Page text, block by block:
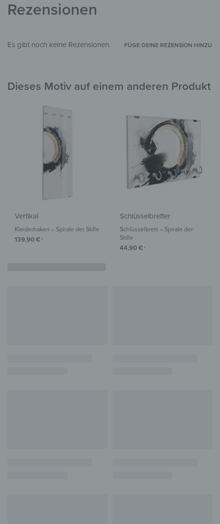
Rezensionen
Es gibt noch keine Rezensionen. FÜGE DEINE REZENSION HINZU
Dieses Motiv auf einem anderen Produkt
Vertikal
Kleiderhaken – Spirale der Stille
139,90€ *
Schlüsselbretter
Schlüsselbrett – Spirale der
Stille
44,90€ *